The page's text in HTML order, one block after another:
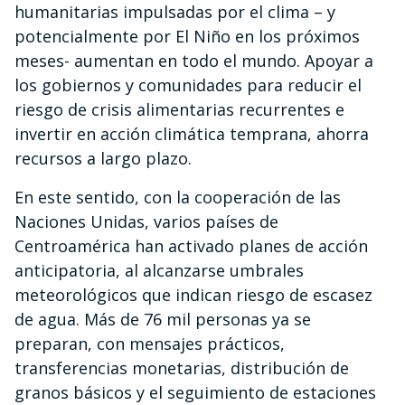
humanitarias impulsadas por el clima – y
potencialmente por El Niño en los próximos
meses- aumentan en todo el mundo. Apoyar a
los gobiernos y comunidades para reducir el
riesgo de crisis alimentarias recurrentes e
invertir en acción climática temprana, ahorra
recursos a largo plazo.
En este sentido, con la cooperación de las
Naciones Unidas, varios países de
Centroamérica han activado planes de acción
anticipatoria, al alcanzarse umbrales
meteorológicos que indican riesgo de escasez
de agua. Más de 76 mil personas ya se
preparan, con mensajes prácticos,
transferencias monetarias, distribución de
granos básicos y el seguimiento de estaciones